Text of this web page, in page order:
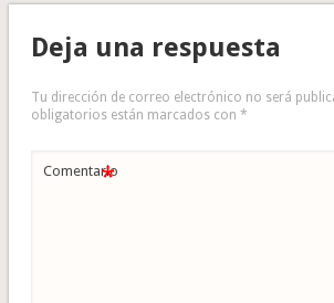
Deja una respuesta
Tu dirección de correo electrónico no será
obligatorios están marcados con *
Comentario
*